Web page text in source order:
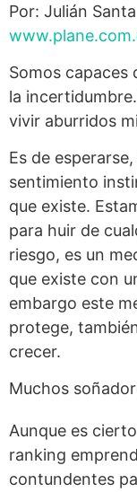
Por: Julián Santa
Somos capaces
la
vivir aburridos
Es de
sentimiento
que existe.
para huir de
riesgo, es un
que existe con
embargo este
protege,
crecer.
Muchos
Aunque es
ranking
contundentes